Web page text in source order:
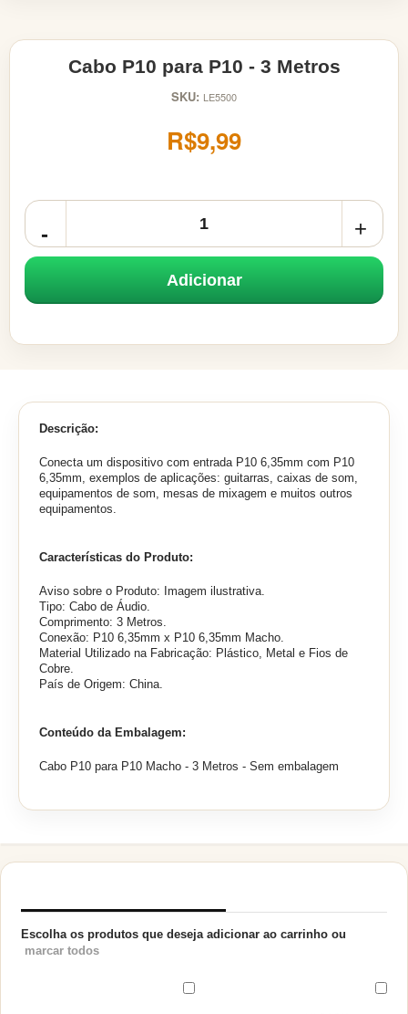
Cabo P10 para P10 - 3 Metros
SKU: LE5500
R$9,99
Adicionar
Descrição:
Conecta um dispositivo com entrada P10 6,35mm com P10
6,35mm, exemplos de aplicações: guitarras, caixas de som,
equipamentos de som, mesas de mixagem e muitos outros
equipamentos.
Características do Produto:
Aviso sobre o Produto: Imagem ilustrativa.
Tipo: Cabo de Áudio.
Comprimento: 3 Metros.
Conexão: P10 6,35mm x P10 6,35mm Macho.
Material Utilizado na Fabricação: Plástico, Metal e Fios de
Cobre.
País de Origem: China.
Conteúdo da Embalagem:
Cabo P10 para P10 Macho - 3 Metros - Sem embalagem
Escolha os produtos que deseja adicionar ao carrinho ou
marcar todos